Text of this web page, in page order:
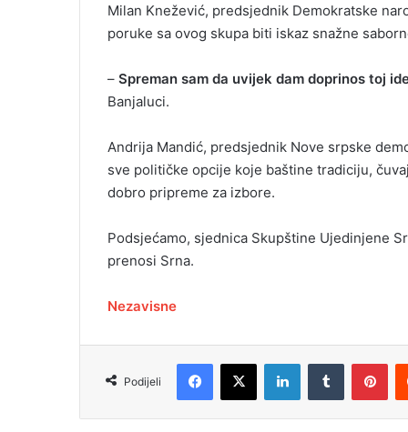
Milan Knežević, predsjednik Demokratske
poruke sa ovog skupa biti iskaz snažne
– Spreman sam da uvijek dam doprinos toj
Banjaluci.
Andrija Mandić, predsjednik Nove srpske
sve političke opcije koje baštine tradiciju,
dobro pripreme za izbore.
Podsjećamo, sjednica Skupštine Ujedinjene
prenosi Srna.
Nezavisne
Podijeli